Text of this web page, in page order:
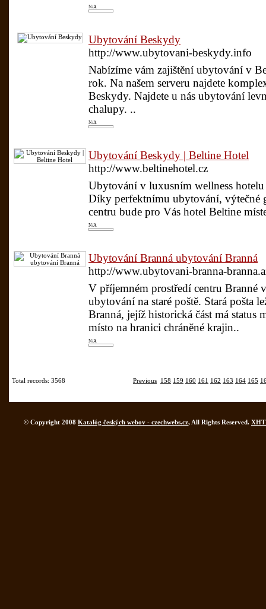
N/A
Ubytování Beskydy
http://www.ubytovani-beskydy.info
Nabízíme vám zajištění ubytování v
rok. Na našem serveru najdete
Beskydy. Najdete u nás ubytování
chalupy. ..
N/A
Ubytování Beskydy | Beltine Hotel
http://www.beltinehotel.cz
Ubytování v luxusním wellness
Díky perfektnímu ubytování, výtečné
centru bude pro Vás hotel Beltine
N/A
Ubytování Branná ubytování Branná
http://www.ubytovani-branna-
V příjemném prostředí centru Branné
ubytování na staré poště. Stará pošta
Branná, jejíž historická část má status
místo na hranici chráněné krajin..
N/A
Previous 158 159 160 161 162 163 164 165
Total records: 3568
© Copyright 2008 Katalóg českých webov - czechwebs.cz, All Rights Reserved.